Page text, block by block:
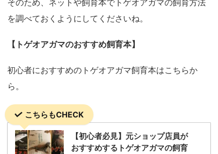
そのため、ネットや飼育本でトゲオアガマの飼育方法
を調べておくようにしてくださいね。
【トゲオアガマのおすすめ飼育本】
初心者におすすめのトゲオアガマ飼育本はこちらか
ら。
こちらもCHECK
【初心者必見】元ショップ店員が
おすすめするトゲオアガマの飼育